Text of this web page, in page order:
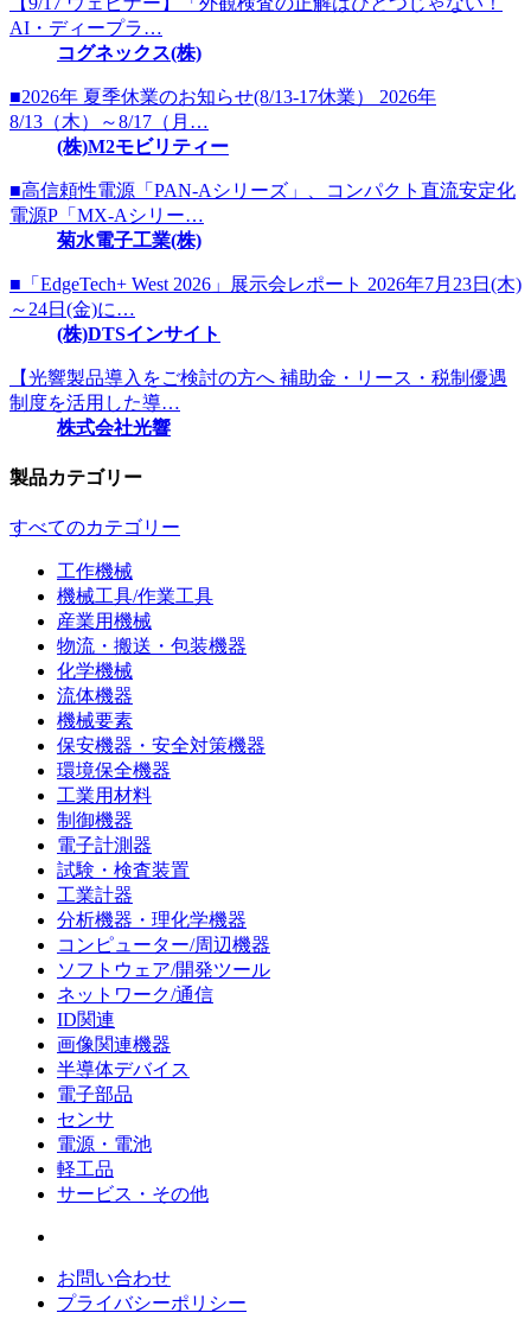
AI・ディープラ…
コグネックス(株)
■2026年 夏季休業のお知らせ(8/13-17休業） 2026年
8/13（木）～8/17（月…
(株)M2モビリティー
■高信頼性電源「PAN-Aシリーズ」、コンパクト直流安定化
電源P「MX-Aシリー…
菊水電子工業(株)
■「EdgeTech+ West 2026」展示会レポート 2026年7月23日(木)
～24日(金)に…
(株)DTSインサイト
【光響製品導入をご検討の方へ 補助金・リース・税制優遇
制度を活用した導…
株式会社光響
製品カテゴリー
すべてのカテゴリー
工作機械
機械工具/作業工具
産業用機械
物流・搬送・包装機器
化学機械
流体機器
機械要素
保安機器・安全対策機器
環境保全機器
工業用材料
制御機器
電子計測器
試験・検査装置
工業計器
分析機器・理化学機器
コンピューター/周辺機器
ソフトウェア/開発ツール
ネットワーク/通信
ID関連
画像関連機器
半導体デバイス
電子部品
センサ
電源・電池
軽工品
サービス・その他
お問い合わせ
プライバシーポリシー